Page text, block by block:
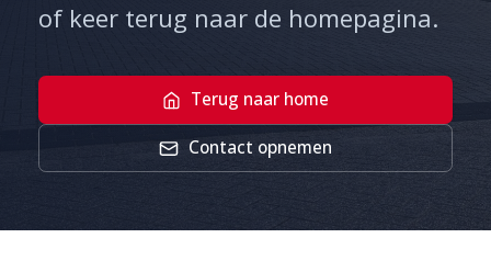
of keer terug naar de homepagina.
Terug naar home
Contact opnemen